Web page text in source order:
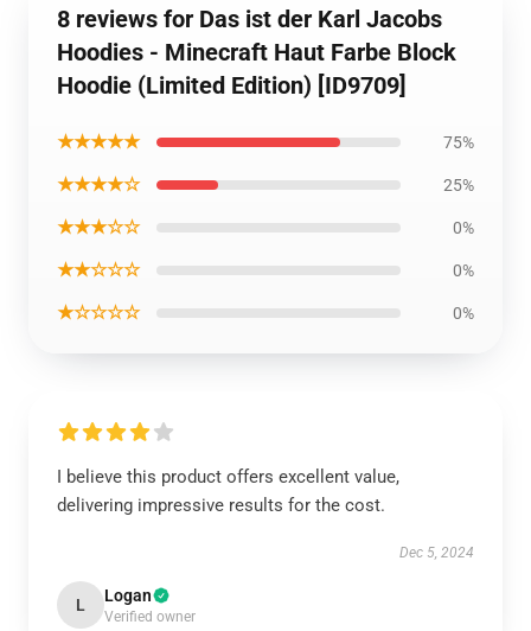
8 reviews for Das ist der Karl Jacobs
Hoodies - Minecraft Haut Farbe Block
Hoodie (Limited Edition) [ID9709]
★★★★★ 75%
★★★★☆ 25%
★★★☆☆ 0%
★★☆☆☆ 0%
★☆☆☆☆ 0%
I believe this product offers excellent value,
delivering impressive results for the cost.
Dec 5, 2024
L Logan
Verified owner